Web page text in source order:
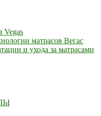
Vegas
матрасов Вегас
и ухода за матрасами